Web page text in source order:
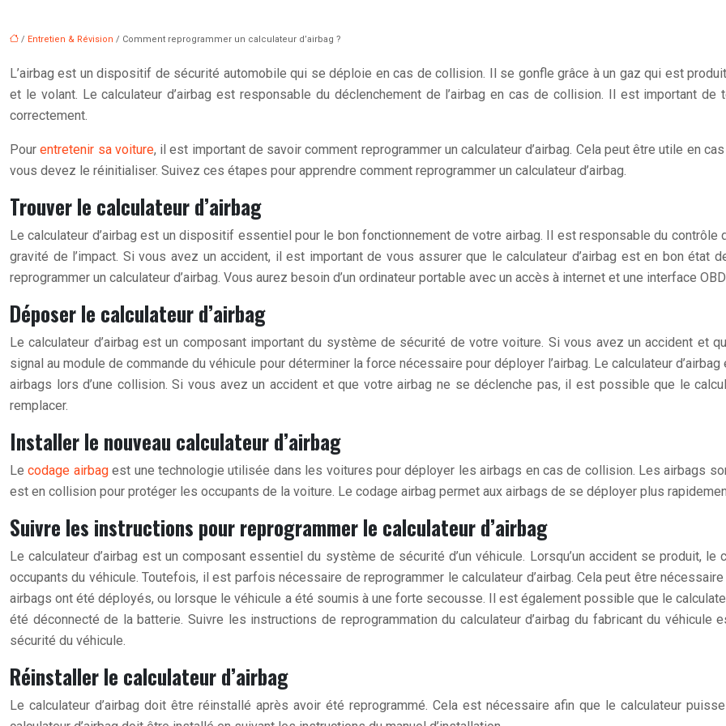
/ Entretien & Révision / Comment reprogrammer un calculateur d’airbag ?
L’airbag est un dispositif de sécurité automobile qui se déploie en cas de collision. Il se gonfle grâce à un gaz qui est
et le volant. Le calculateur d’airbag est responsable du déclenchement de l’airbag en cas de collision. Il est important de
correctement.
Pourentretenir sa voiture, il est important de savoir comment reprogrammer un calculateur d’airbag. Cela peut être utile en
vous devez le réinitialiser. Suivez ces étapes pour apprendre comment reprogrammer un calculateur d’airbag.
Trouver le calculateur d’airbag
Le calculateur d’airbag est un dispositif essentiel pour le bon fonctionnement de votre airbag. Il est responsable du
gravité de l’impact. Si vous avez un accident, il est important de vous assurer que le calculateur d’airbag est en bon état
reprogrammer un calculateur d’airbag. Vous aurez besoin d’un ordinateur portable avec un accès à internet et une interface
Déposer le calculateur d’airbag
Le calculateur d’airbag est un composant important du système de sécurité de votre voiture. Si vous avez un accident et
signal au module de commande du véhicule pour déterminer la force nécessaire pour déployer l’airbag. Le calculateur
airbags lors d’une collision. Si vous avez un accident et que votre airbag ne se déclenche pas, il est possible que le
remplacer.
Installer le nouveau calculateur d’airbag
Lecodage airbagest une technologie utilisée dans les voitures pour déployer les airbags en cas de collision. Les airbags
est en collision pour protéger les occupants de la voiture. Le codage airbag permet aux airbags de se déployer plus
Suivre les instructions pour reprogrammer le calculateur d’airbag
Le calculateur d’airbag est un composant essentiel du système de sécurité d’un véhicule. Lorsqu’un accident se produit,
occupants du véhicule. Toutefois, il est parfois nécessaire de reprogrammer le calculateur d’airbag. Cela peut être
airbags ont été déployés, ou lorsque le véhicule a été soumis à une forte secousse. Il est également possible que le
été déconnecté de la batterie. Suivre les instructions de reprogrammation du calculateur d’airbag du fabricant du
sécurité du véhicule.
Réinstaller le calculateur d’airbag
Le calculateur d’airbag doit être réinstallé après avoir été reprogrammé. Cela est nécessaire afin que le calculateur